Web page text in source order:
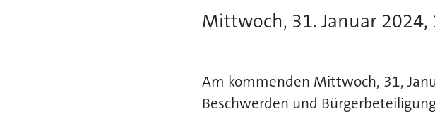
Mittwoch, 31. Januar 2024,
Am kommenden Mittwoch, 31,
Beschwerden und